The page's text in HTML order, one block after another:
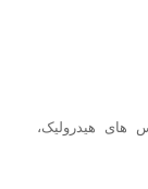
های هیدرولیک،